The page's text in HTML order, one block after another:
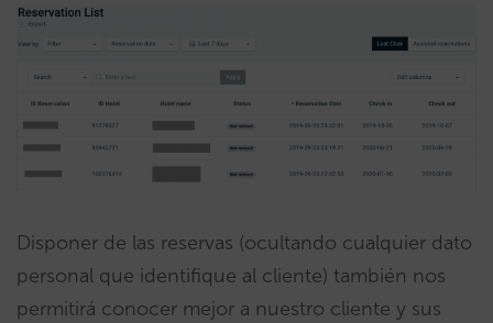
Disponer de las reservas (ocultando cualquier dato
personal que identifique al cliente) también nos
permitirá conocer mejor a nuestro cliente y sus